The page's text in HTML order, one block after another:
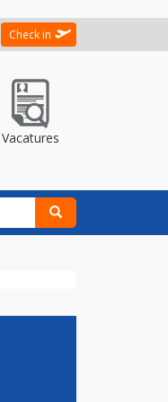
Check in
Vacatures